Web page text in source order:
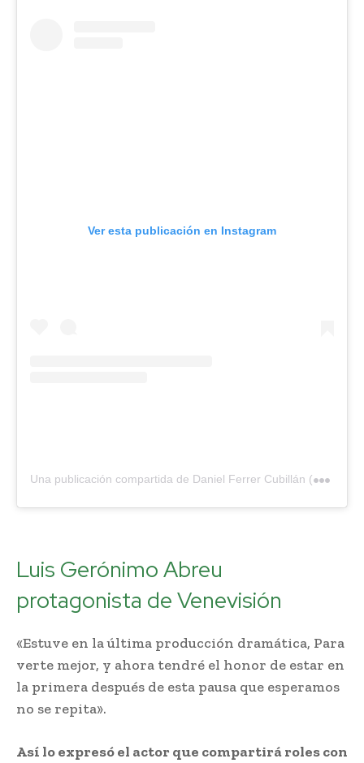
Ver esta publicación en Instagram
U
na publicación compartida de Daniel Ferrer Cubillán (@danielferrerc)
Luis Gerónimo Abreu
protagonista de Venevisión
«Estuve en la última producción dramática, Para
verte mejor, y ahora tendré el honor de estar en
la primera después de esta pausa que esperamos
no se repita».
Así lo expresó el actor que compartirá roles con